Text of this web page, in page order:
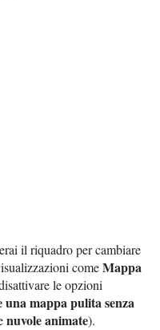
il riquadro per cambiare
comeMappa
le opzioni
una mappa pulita senza
nuvole animate).